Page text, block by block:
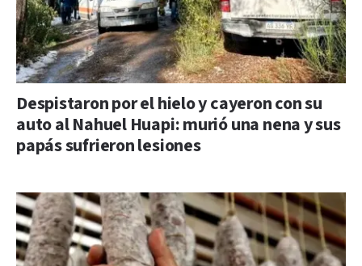
Despistaron por el hielo y cayeron con su
auto al Nahuel Huapi: murió una nena y sus
papás sufrieron lesiones